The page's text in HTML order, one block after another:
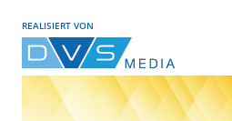
REALISIERT VON